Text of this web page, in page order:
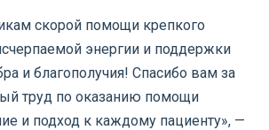
скорой помощи крепкого
энергии и поддержки
и благополучия! Спасибо вам за
труд по оказанию помощи
и подход к каждому пациенту», —